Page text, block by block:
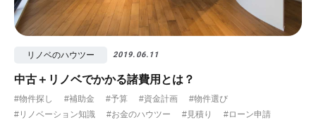
リノベのハウツー 2019.06.11
中古＋リノベでかかる諸費用とは？
#物件探し #補助金 #予算 #資金計画
#物件選び
#リノベーション知識
#お金のハウツー #見積り
#ローン申請